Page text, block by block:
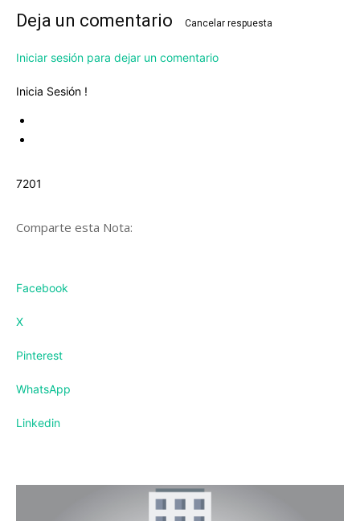
Deja un comentario Cancelar respuesta
Iniciar sesión para dejar un comentario
Inicia Sesión !
7201
Comparte esta Nota:
Facebook
X
Pinterest
WhatsApp
Linkedin